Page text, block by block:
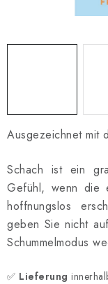
Geschäftsbedingungen
Ausgezeichnet mit
Schach ist ein
Gefühl, wenn die
hoffnungslos
geben Sie nicht
Schummelmodus
✅ Lieferung